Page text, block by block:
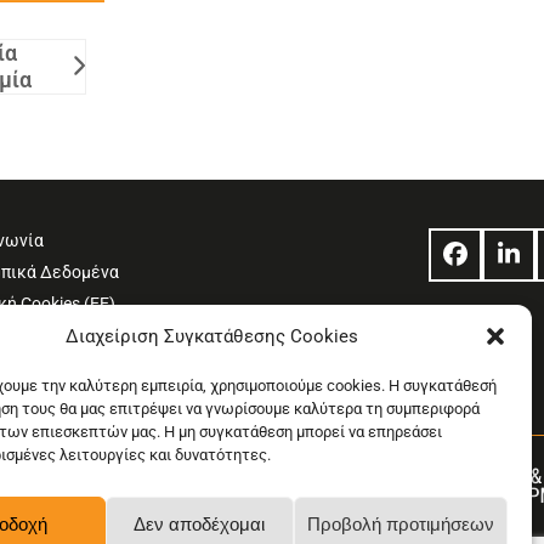
Διαχείριση Συγκατάθεσης Cookies
την καλύτερη εμπειρία, χρησιμοποιούμε cookies. Η συγκατάθεσή
τους θα μας επιτρέψει να γνωρίσουμε καλύτερα τη συμπεριφορά
επιεσκεπτών μας. Η μη συγκατάθεση μπορεί να επηρεάσει
λειτουργίες και δυνατότητες.
Δεν αποδέχομαι Προβολή προτιμήσεων
Δεδομένα
Cookies (ΕΕ)